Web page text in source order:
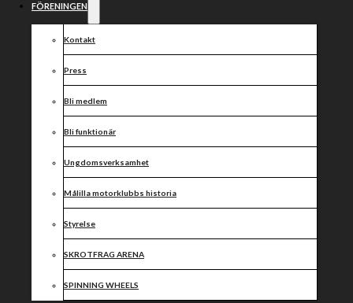
FÖRENINGEN
Kontakt
Press
Bli medlem
Bli funktionär
Ungdomsverksamhet
Målilla motorklubbs historia
Styrelse
SKROTFRAG ARENA
SPINNING WHEELS